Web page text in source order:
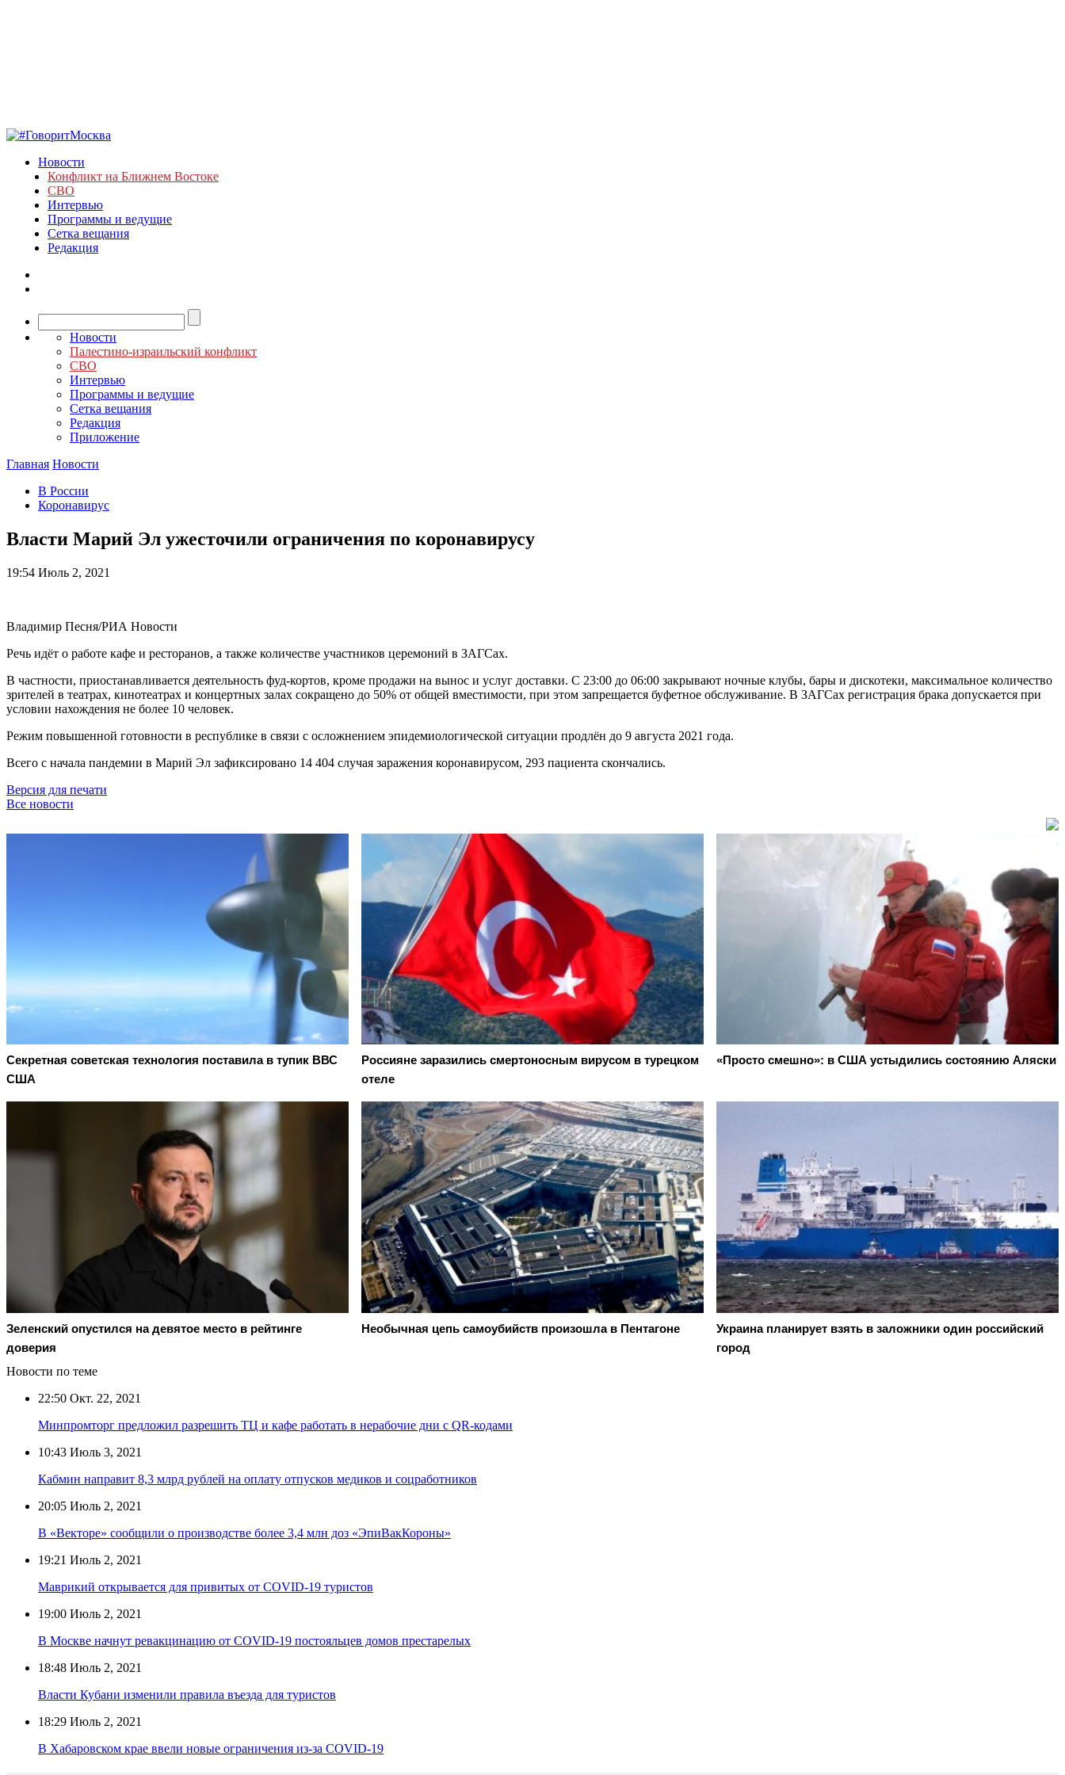
Новости
Конфликт на Ближнем Востоке
СВО
Интервью
Программы и ведущие
Сетка вещания
Редакция
Новости
Палестино-израильский конфликт
СВО
Интервью
Программы и ведущие
Сетка вещания
Редакция
Приложение
Главная Новости
В России
Коронавирус
Власти Марий Эл ужесточили ограничения по коронавирусу
19:54 Июль 2, 2021
Владимир Песня/РИА Новости
Речь идёт о работе кафе и ресторанов, а также количестве участников церемоний в ЗАГСах.
В частности, приостанавливается деятельность фуд-кортов, кроме продажи на вынос и услуг доставки. С 23:00 до 06:00 закрывают ночные клубы, бары и дискотеки, максимальное количество
зрителей в театрах, кинотеатрах и концертных залах сокращено до 50% от общей вместимости, при этом запрещается буфетное обслуживание. В ЗАГСах регистрация брака допускается при
условии нахождения не более 10 человек.
Режим повышенной готовности в республике в связи с осложнением эпидемиологической ситуации продлён до 9 августа 2021 года.
Всего с начала пандемии в Марий Эл зафиксировано 14 404 случая заражения коронавирусом, 293 пациента скончались.
Версия для печати
Все новости
Секретная советская технология поставила в тупик ВВС
США
Россияне заразились смертоносным вирусом в турецком
отеле
«Просто смешно»: в США устыдились состоянию Аляски
Зеленский опустился на девятое место в рейтинге
доверия
Необычная цепь самоубийств произошла в Пентагоне
Украина планирует взять в заложники один российский
город
Новости по теме
22:50 Окт. 22, 2021
Минпромторг предложил разрешить ТЦ и кафе работать в нерабочие дни с QR-кодами
10:43 Июль 3, 2021
Кабмин направит 8,3 млрд рублей на оплату отпусков медиков и соцработников
20:05 Июль 2, 2021
В «Векторе» сообщили о производстве более 3,4 млн доз «ЭпиВакКороны»
19:21 Июль 2, 2021
Маврикий открывается для привитых от COVID-19 туристов
19:00 Июль 2, 2021
В Москве начнут ревакцинацию от COVID-19 постояльцев домов престарелых
18:48 Июль 2, 2021
Власти Кубани изменили правила въезда для туристов
18:29 Июль 2, 2021
В Хабаровском крае ввели новые ограничения из-за COVID-19